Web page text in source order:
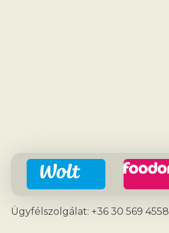
Ügyfélszolgálat: +36 30 569 4558